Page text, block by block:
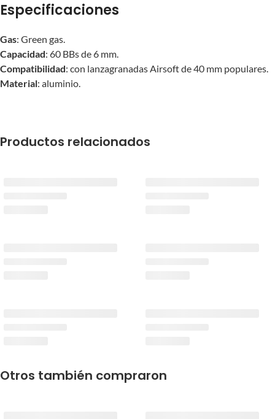
Especificaciones
Gas: Green gas.
Capacidad: 60 BBs de 6 mm.
Compatibilidad: con lanzagranadas Airsoft de 40 mm populares.
Material: aluminio.
Productos relacionados
Otros también compraron